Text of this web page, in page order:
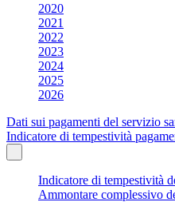
2020
2021
2022
2023
2024
2025
2026
Dati sui pagamenti del servizio
Indicatore di tempestività
Indicatore di tempestività
Ammontare complessivo